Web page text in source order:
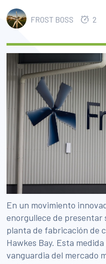
FROST BOSS 2
En un movimiento
enorgullece de presentar
planta de fabricación de
Hawkes Bay. Esta
vanguardia del mercado